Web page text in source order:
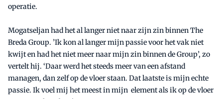
operatie.
Mogatseljan had het al langer niet naar zijn zin binnen The
Breda Group. ’Ik kon al langer mijn passie voor het vak niet
kwijt en had het niet meer naar mijn zin binnen de Group’, zo
vertelt hij. ‘Daar werd het steeds meer van een afstand
managen, dan zelf op de vloer staan. Dat laatste is mijn echte
passie. Ik voel mij het meest in mijn element als ik op de vloer